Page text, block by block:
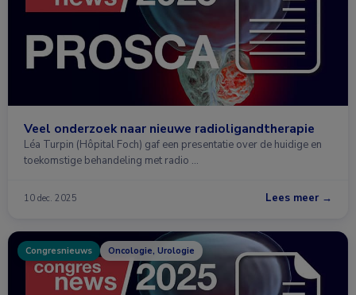
Veel onderzoek naar nieuwe radioligandtherapie
Léa Turpin (Hôpital Foch) gaf een presentatie over de huidige en
toekomstige behandeling met radio …
10 dec. 2025 Lees meer →
Congresnieuws Oncologie, Urologie